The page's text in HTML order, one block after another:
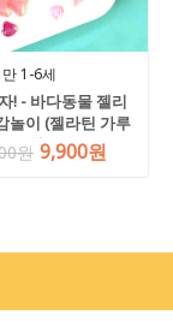
만 1-6세
! - 바다동물 젤리
놀이 (젤라틴 가루
포함)
원 9,900원